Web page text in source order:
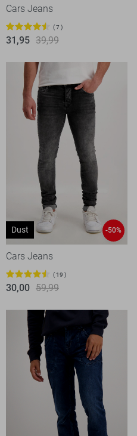
Cars Jeans
7
31,95 39,99
Dust -50%
Cars Jeans
19
30,00 59,99